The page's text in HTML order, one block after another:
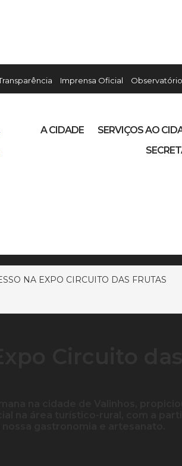
Imprensa Oficial Observatório
A CIDADE SERVIÇOS AO
NA EXPO CIRCUITO DAS FRUTAS